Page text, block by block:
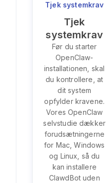
Tjek systemkrav
Tjek
systemkrav
Før du starter
OpenClaw-
installationen, skal
du kontrollere, at
dit system
opfylder kravene.
Vores OpenClaw
selvstudie dækker
forudsætningerne
for Mac, Windows
og Linux, så du
kan installere
ClawdBot uden